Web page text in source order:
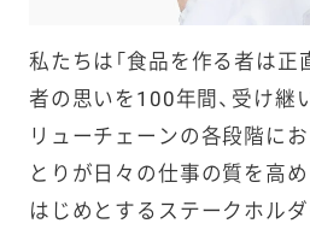
私たちは「食品を作る者は正
者の思いを100年間、受け継
リューチェーンの各段階に
とりが日々の仕事の質を高
はじめとするステークホル